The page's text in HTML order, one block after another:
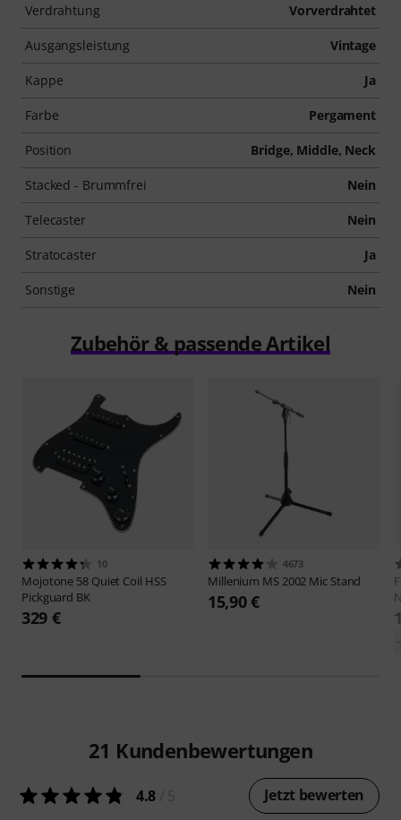
Verdrahtung Vorverdrahtet
Ausgangsleistung Vintage
Kappe Ja
Farbe Pergament
Position Bridge, Middle, Neck
Stacked - Brummfrei Nein
Telecaster Nein
Stratocaster Ja
Sonstige Nein
Zubehör & passende Artikel
10
Mojotone 58 Quiet Coil HSS
Pickguard BK
329 €
4673
Millenium MS 2002 Mic Stand
15,90 €
21 Kundenbewertungen
4.8 Jetzt bewerten